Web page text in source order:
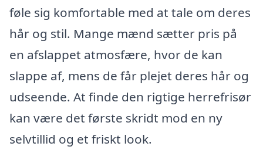
føle sig komfortable med at tale om deres
hår og stil. Mange mænd sætter pris på
en afslappet atmosfære, hvor de kan
slappe af, mens de får plejet deres hår og
udseende. At finde den rigtige herrefrisør
kan være det første skridt mod en ny
selvtillid og et friskt look.